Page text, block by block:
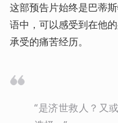
这部预告片始终是巴蒂
语中，可以感受到在他
承受的痛苦经历。
“是济世救人？又